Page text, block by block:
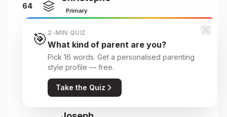
64
Primary
No reviews yet
🎯 2-MIN QUIZ
What kind of parent are you?
Pick 16 words. Get a personalised parenting
style profile — free.
Take the Quiz